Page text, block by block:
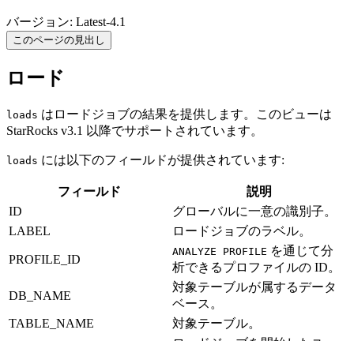
バージョン: Latest-4.1
このページの見出し
ロード
loads はロードジョブの結果を提供します。このビューは
StarRocks v3.1 以降でサポートされています。
loads には以下のフィールドが提供されています:
フィールド
説明
ID
グローバルに一意の識別子。
LABEL
ロードジョブのラベル。
PROFILE_ID
ANALYZE PROFILE を通じて分
析できるプロファイルの ID。
DB_NAME
対象テーブルが属するデータ
ベース。
TABLE_NAME
対象テーブル。